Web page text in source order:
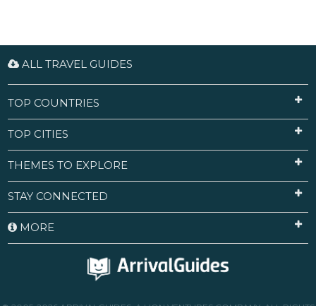
ALL TRAVEL GUIDES
TOP COUNTRIES
TOP CITIES
THEMES TO EXPLORE
STAY CONNECTED
MORE